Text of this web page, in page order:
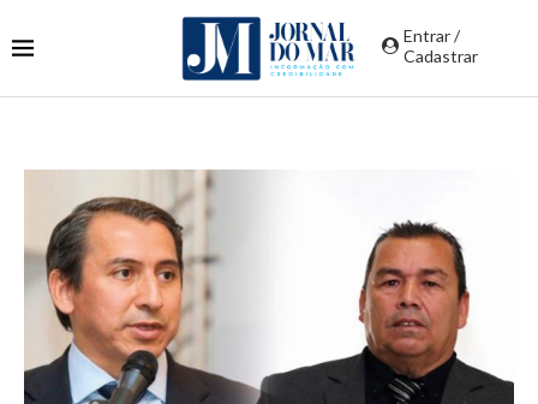
Entrar /
Cadastrar